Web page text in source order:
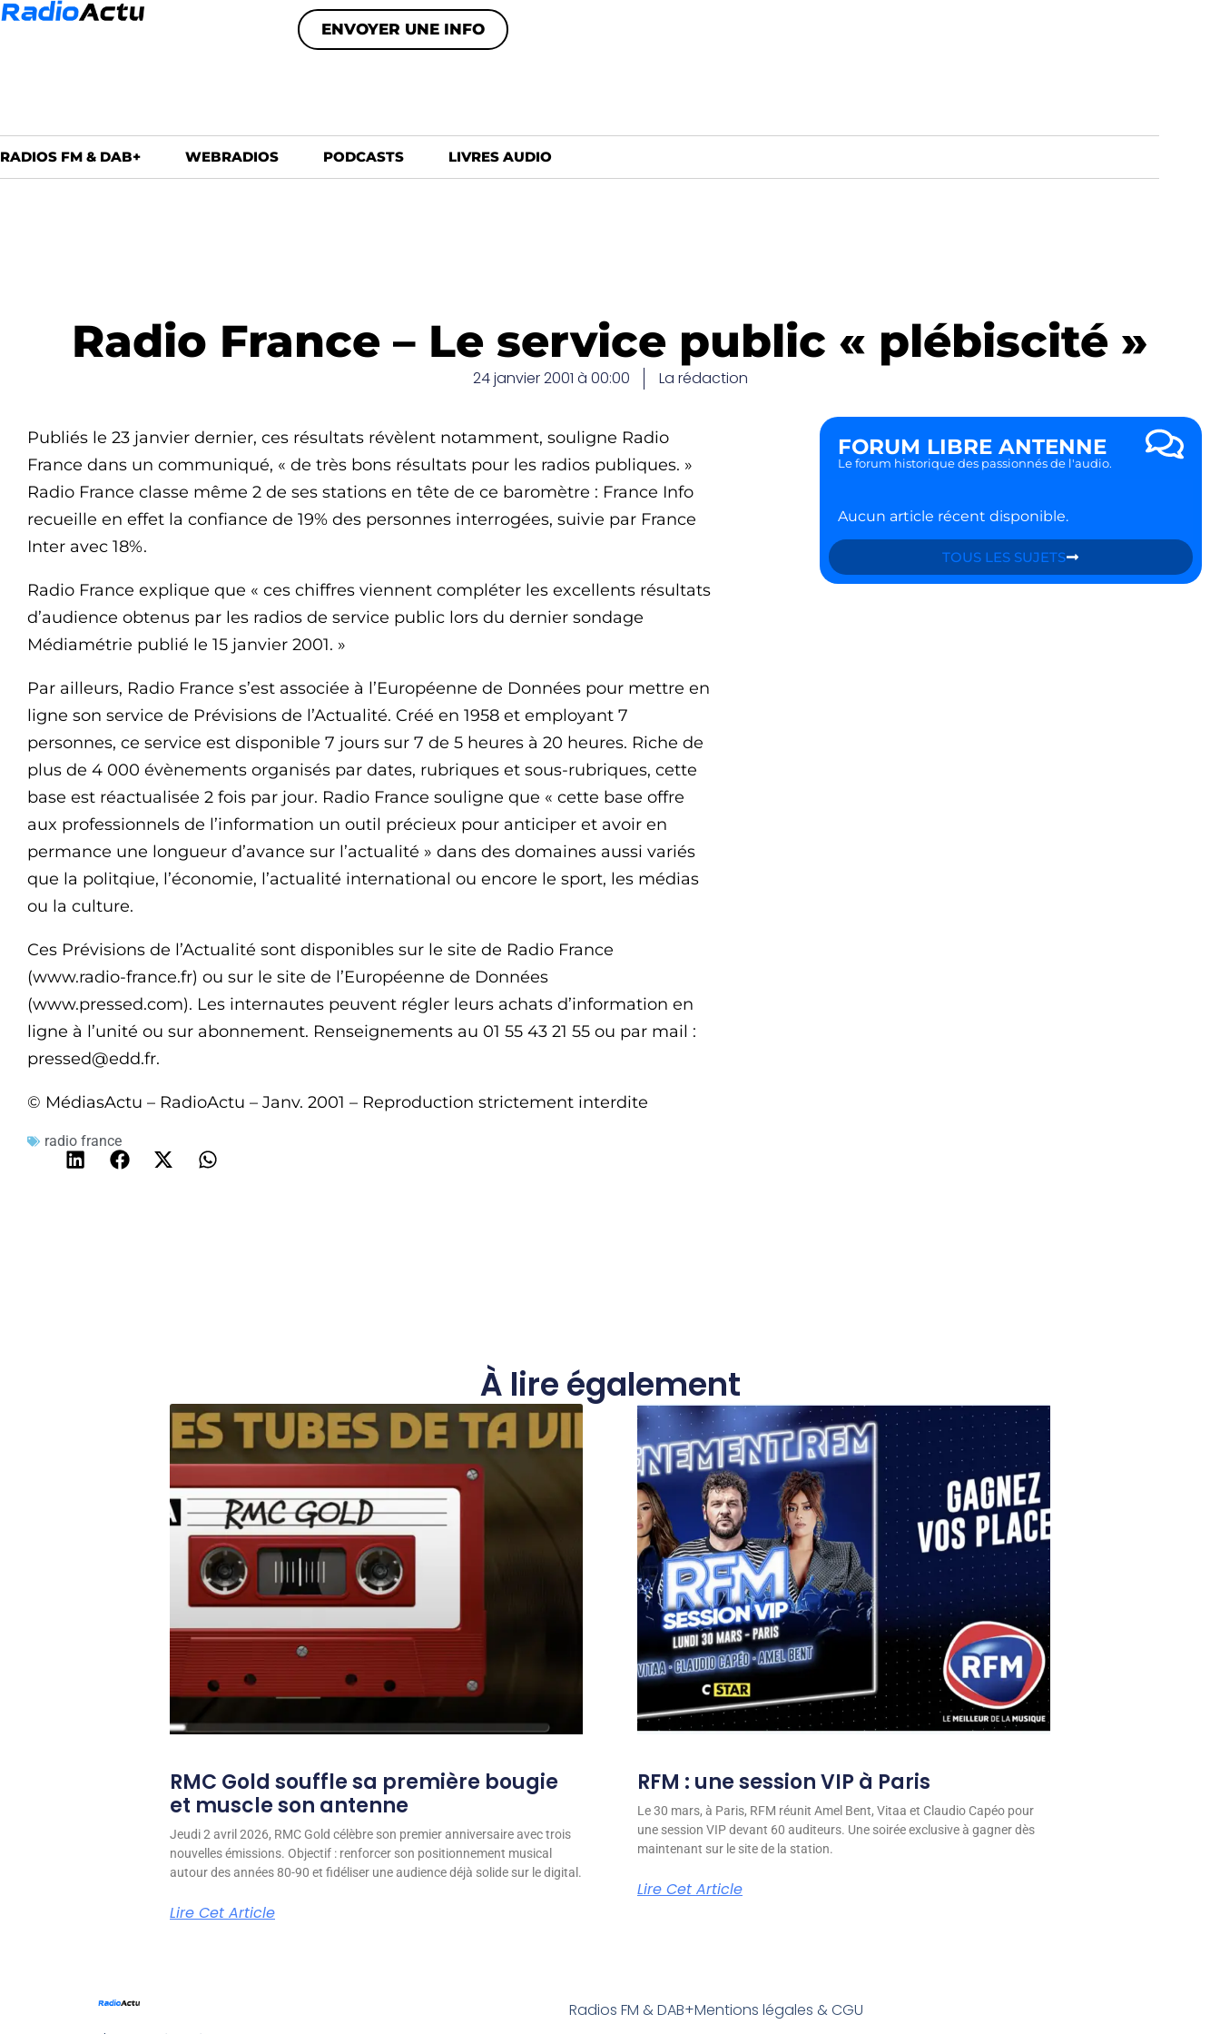
ENVOYER UNE INFO
RADIOS FM & DAB+ WEBRADIOS PODCASTS LIVRES AUDIO
Radio France – Le service public « plébiscité »
24 janvier 2001 à 00:00 La rédaction
Publiés le 23 janvier dernier, ces résultats révèlent notamment, souligne Radio
France dans un communiqué, « de très bons résultats pour les radios publiques. »
Radio France classe même 2 de ses stations en tête de ce baromètre : France Info
recueille en effet la confiance de 19% des personnes interrogées, suivie par France
Inter avec 18%.
Radio France explique que « ces chiffres viennent compléter les excellents résultats
d’audience obtenus par les radios de service public lors du dernier sondage
Médiamétrie publié le 15 janvier 2001. »
Par ailleurs, Radio France s’est associée à l’Européenne de Données pour mettre en
ligne son service de Prévisions de l’Actualité. Créé en 1958 et employant 7
personnes, ce service est disponible 7 jours sur 7 de 5 heures à 20 heures. Riche de
plus de 4 000 évènements organisés par dates, rubriques et sous-rubriques, cette
base est réactualisée 2 fois par jour. Radio France souligne que « cette base offre
aux professionnels de l’information un outil précieux pour anticiper et avoir en
permance une longueur d’avance sur l’actualité » dans des domaines aussi variés
que la politqiue, l’économie, l’actualité international ou encore le sport, les médias
ou la culture.
Ces Prévisions de l’Actualité sont disponibles sur le site de Radio France
(www.radio-france.fr) ou sur le site de l’Européenne de Données
(www.pressed.com). Les internautes peuvent régler leurs achats d’information en
ligne à l’unité ou sur abonnement. Renseignements au 01 55 43 21 55 ou par mail :
pressed@edd.fr.
© MédiasActu – RadioActu – Janv. 2001 – Reproduction strictement interdite
radio france
FORUM LIBRE ANTENNE
Le forum historique des passionnés de l'audio.
Aucun article récent disponible.
TOUS LES SUJETS
À lire également
RMC Gold souffle sa première bougie
et muscle son antenne
Jeudi 2 avril 2026, RMC Gold célèbre son premier anniversaire avec trois
nouvelles émissions. Objectif : renforcer son positionnement musical
autour des années 80-90 et fidéliser une audience déjà solide sur le digital.
Lire Cet Article
RFM : une session VIP à Paris
Le 30 mars, à Paris, RFM réunit Amel Bent, Vitaa et Claudio Capéo pour
une session VIP devant 60 auditeurs. Une soirée exclusive à gagner dès
maintenant sur le site de la station.
Lire Cet Article
Radios FM & DAB+Mentions légales & CGU